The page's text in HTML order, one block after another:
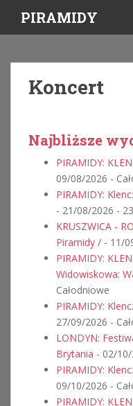
i
PIRAMIDY
Koncert
Najbliższe
PIRAMIDY:
09/08/2026 -
PIRAMIDY:
- 21/08/2026 -
KRUSZWICA -
Piramidy / - 11/
PIRAMIDY:
Widowiskowa:
Całodniowe
PIRAMIDY:
27/09/2026 -
LONDYN:
Brytania - 02/
PIRAMIDY:
09/10/2026 -
PIRAMIDY: